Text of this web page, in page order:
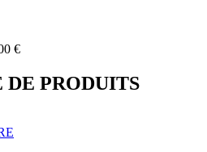
€
PRODUITS